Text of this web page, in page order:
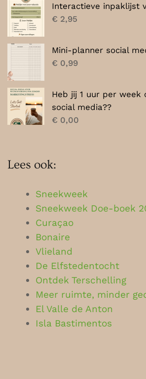
Interactieve inpaklijst
€ 2,95
Mini-planner social
€ 0,99
Heb jij 1 uur per week
social media??
€ 0,00
Lees ook:
Sneekweek
Sneekweek Doe-boek
Curaçao
Bonaire
Vlieland
De Elfstedentocht
Ontdek Terschelling
Meer ruimte, minder
El Valle de Anton
Isla Bastimentos